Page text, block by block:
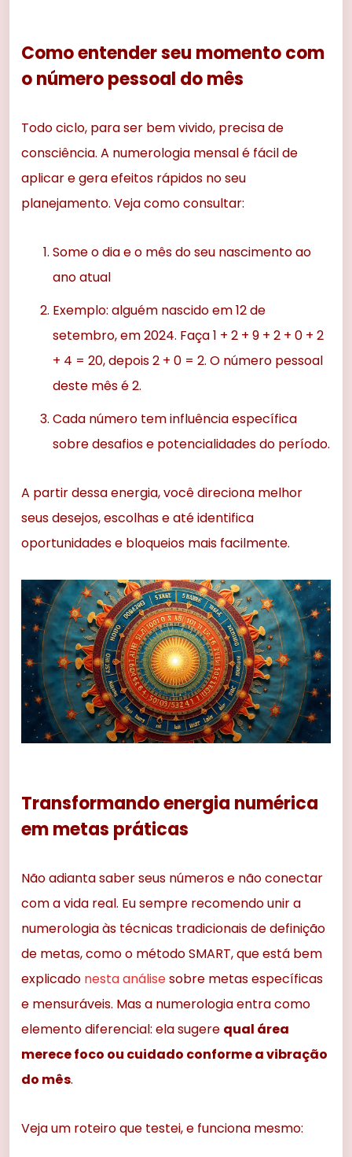
Como entender seu momento com
o número pessoal do mês
Todo ciclo, para ser bem vivido, precisa de
consciência. A numerologia mensal é fácil de
aplicar e gera efeitos rápidos no seu
planejamento. Veja como consultar:
Some o dia e o mês do seu nascimento ao
ano atual
Exemplo: alguém nascido em 12 de
setembro, em 2024. Faça 1 + 2 + 9 + 2 + 0 + 2
+ 4 = 20, depois 2 + 0 = 2. O número pessoal
deste mês é 2.
Cada número tem influência específica
sobre desafios e potencialidades do período.
A partir dessa energia, você direciona melhor
seus desejos, escolhas e até identifica
oportunidades e bloqueios mais facilmente.
Transformando energia numérica
em metas práticas
Não adianta saber seus números e não conectar
com a vida real. Eu sempre recomendo unir a
numerologia às técnicas tradicionais de definição
de metas, como o método SMART, que está bem
explicado nesta análisesobre metas específicas
e mensuráveis. Mas a numerologia entra como
elemento diferencial: ela sugere qual área
merece foco ou cuidado conforme a vibração
do mês.
Veja um roteiro que testei, e funciona mesmo: